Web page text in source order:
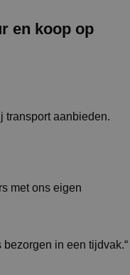
en koop op
transport aanbieden.
met ons eigen
in een tijdvak.“